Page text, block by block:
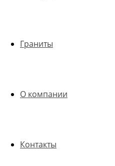
Граниты
О компании
Контакты